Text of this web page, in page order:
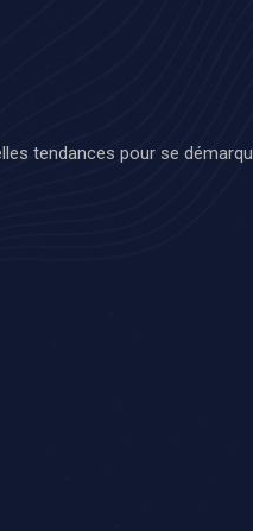
tendances pour se